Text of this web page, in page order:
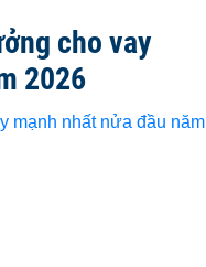
cho vay
2026